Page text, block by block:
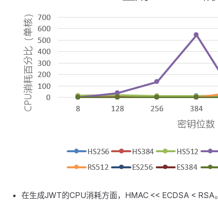
在生成JWT的CPU消耗方面，HMAC << ECDSA < RSA